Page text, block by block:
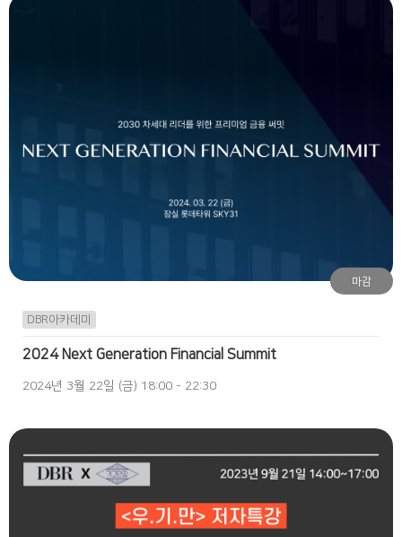
마감
DBR아카데미
2024 Next Generation Financial Summit
2024년 3월 22일 (금) 18:00 - 22:30